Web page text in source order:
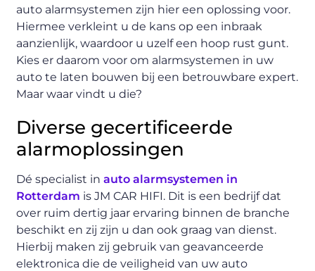
auto alarmsystemen zijn hier een oplossing voor.
Hiermee verkleint u de kans op een inbraak
aanzienlijk, waardoor u uzelf een hoop rust gunt.
Kies er daarom voor om alarmsystemen in uw
auto te laten bouwen bij een betrouwbare expert.
Maar waar vindt u die?
Diverse gecertificeerde
alarmoplossingen
Dé specialist inauto alarmsystemen in
Rotterdam is JM CAR HIFI. Dit is een bedrijf dat
over ruim dertig jaar ervaring binnen de branche
beschikt en zij zijn u dan ook graag van dienst.
Hierbij maken zij gebruik van geavanceerde
elektronica die de veiligheid van uw auto